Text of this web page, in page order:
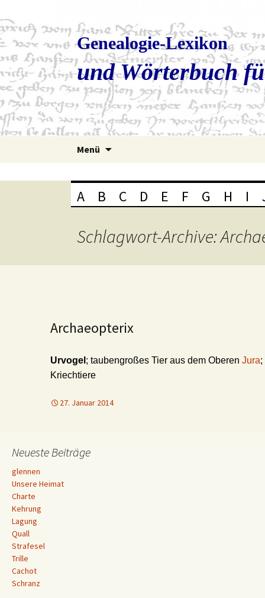
Genealogie-Lexikon
und Wörterbuch
Menü
A B C D E F G H I
Schlagwort-Archive:
Archaeopterix
Urvogel ; taubengroßes Tier aus dem Oberen Jura;
Kriechtiere
27. Januar 2014
Neueste Beiträge
glennen
Unsere Heimat
Charte
Kehrung
Lagung
Quall
Strafesel
Trille
Cachot
Schranz